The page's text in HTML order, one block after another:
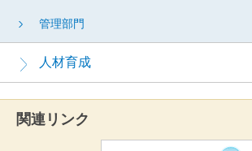
管理部門
人材育成
関連リンク